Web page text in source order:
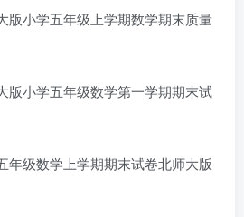
小学五年级上学期数学期末质量
小学五年级数学第一学期期末试
级数学上学期期末试卷北师大版